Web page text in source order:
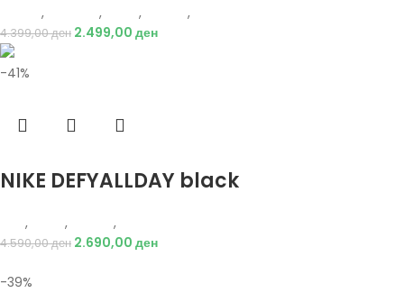
, , , ,
4.399,00ден 2.499,00 ден
-41%
NIKE DEFYALLDAY black
, , ,
4.590,00ден 2.690,00 ден
-39%